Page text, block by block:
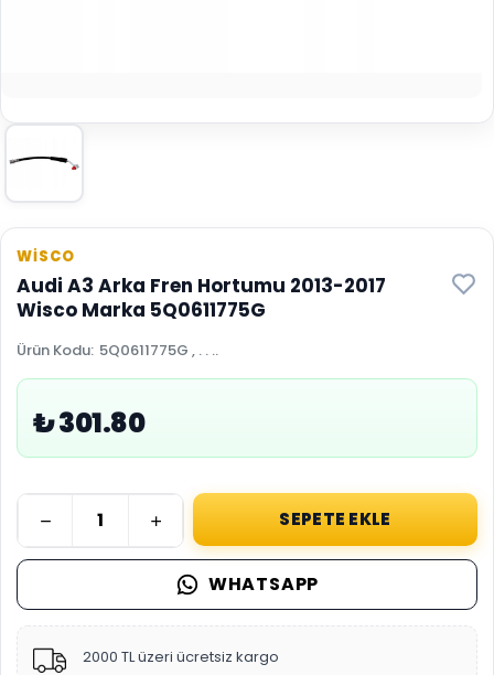
WİSCO
Audi A3 Arka Fren Hortumu 2013-2017
Wisco Marka 5Q0611775G
Ürün Kodu: 5Q0611775G , . . ..
₺ 301.80
SEPETE EKLE
WHATSAPP
2000 TL üzeri ücretsiz kargo